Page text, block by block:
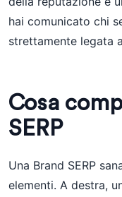
hai comunicato chi
strettamente legata
Cosa
SERP
Una Brand SERP
elementi. A destra,